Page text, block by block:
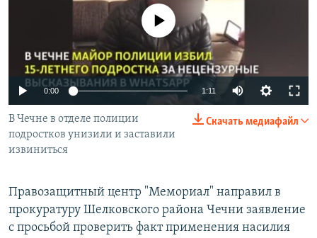
No media source currently available
0:00 1:11
Скачать медиафайл
В Чечне в отделе полиции
подростков унизили и заставили
извиниться
Правозащитный центр "Мемориал" направил в
прокуратуру Шелковского района Чечни заявление
с просьбой проверить факт применения насилия